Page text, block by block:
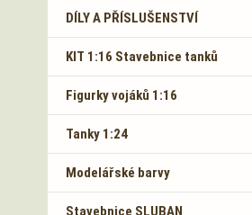
DÍLY A PŘÍSLUŠENSTVÍ
KIT 1:16 Stavebnice tanků
Figurky vojáků 1:16
Tanky 1:24
Modelářské barvy
Stavebnice SLUBAN